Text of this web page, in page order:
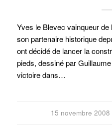
Yves le Blevec vainqueur
son partenaire historique
ont décidé de lancer la
pieds, dessiné par
victoire dans…
15 novembre 2008
/